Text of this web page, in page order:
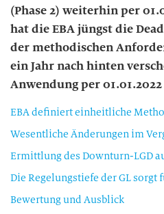
(Phase 2) weiterhin per
hat die EBA jüngst die
der methodischen
ein Jahr nach hinten
Anwendung per
Bewertung und Ausblick